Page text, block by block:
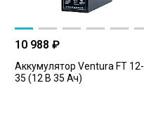
10 988 ₽
Аккумулятор Ventura FT 12-
35 (12 В 35 Ач)